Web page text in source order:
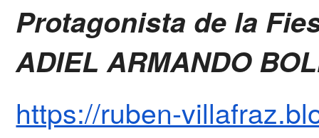
Protagonista de la
ADIEL ARMANDO
https://ruben-